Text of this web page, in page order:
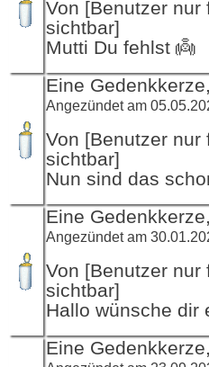
Von [Benutzer
sichtbar]
Mutti Du fehlst 👼
Eine Gedenkkerze,
Angezündet am
Von [Benutzer
sichtbar]
Nun sind das
Eine Gedenkkerze,
Angezündet am
Von [Benutzer
sichtbar]
Hallo wünsche dir
Eine Gedenkkerze,